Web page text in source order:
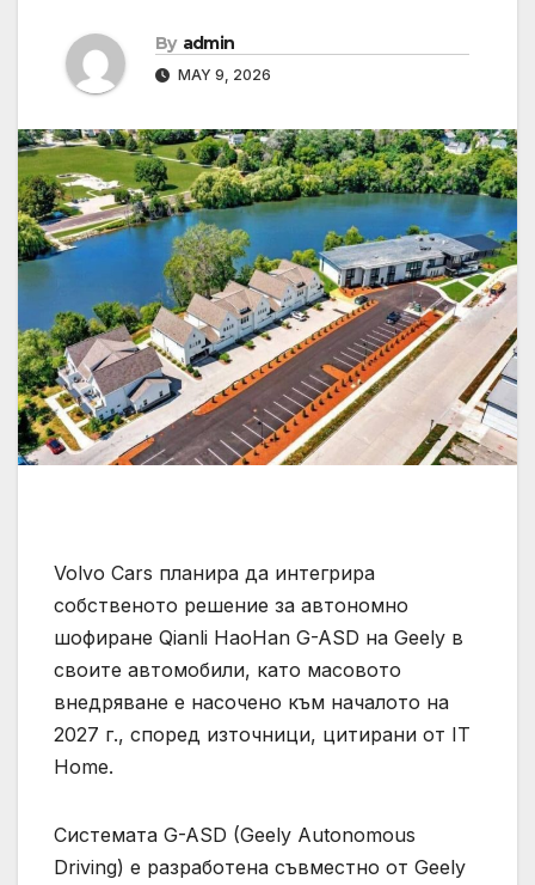
By admin
MAY 9, 2026
Volvo Cars планира да интегрира
собственото решение за автономно
шофиране Qianli HaoHan G-ASD на Geely в
своите автомобили, като масовото
внедряване е насочено към началото на
2027 г., според източници, цитирани от IT
Home.
Системата G-ASD (Geely Autonomous
Driving) е разработена съвместно от Geely